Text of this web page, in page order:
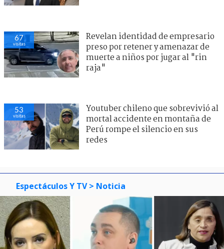
67
visitas
Revelan identidad de empresario
preso por retener y amenazar de
muerte a niños por jugar al "rin
raja"
53
visitas
Youtuber chileno que sobrevivió al
mortal accidente en montaña de
Perú rompe el silencio en sus
redes
Espectáculos Y TV > Noticia